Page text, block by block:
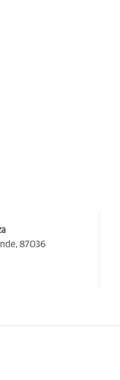
87036